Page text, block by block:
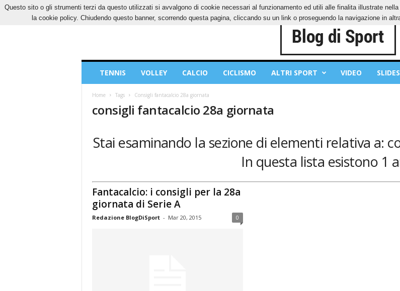
SABATO, 8 AGOSTO 2026 CONTATTI COOKIES PRIVACY POLICY
Sport
TENNIS VOLLEY CALCIO CICLISMO ALTRI SPORT VIDEO SLIDES
Home Tags Consigli fantacalcio 28a giornata
consigli fantacalcio 28a giornata
Stai esaminando la sezione di elementi relativa a:
In questa lista esistono 1
Fantacalcio: i consigli per la 28a
giornata di Serie A
Redazione BlogDiSport - Mar 20, 2015 0
Questo sito o gli strumenti terzi da questo utilizzati si avvalgono di cookie necessari al funzionamento ed utili alle finalita illustrate
la cookie policy. Chiudendo questo banner, scorrendo questa pagina, cliccando su un link o proseguendo la navigazione in